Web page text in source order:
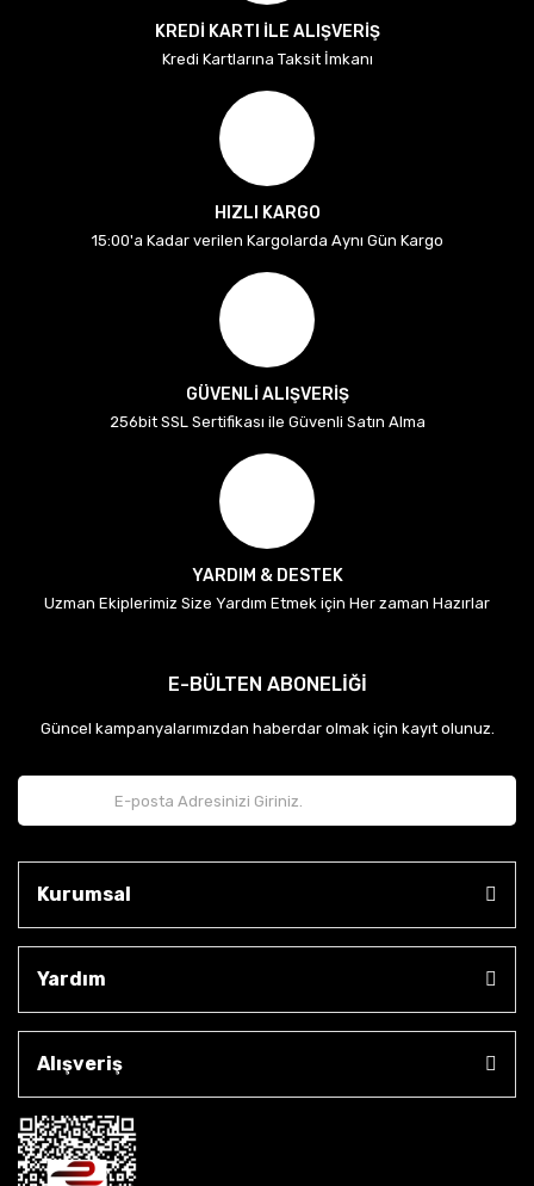
KREDİ KARTI İLE ALIŞVERİŞ
Kredi Kartlarına Taksit İmkanı
HIZLI KARGO
15:00'a Kadar verilen Kargolarda Aynı Gün Kargo
GÜVENLİ ALIŞVERİŞ
256bit SSL Sertifikası ile Güvenli Satın Alma
YARDIM & DESTEK
Uzman Ekiplerimiz Size Yardım Etmek için Her zaman Hazırlar
E-BÜLTEN ABONELİĞİ
Güncel kampanyalarımızdan haberdar olmak için kayıt olunuz.
Kurumsal
Yardım
Alışveriş